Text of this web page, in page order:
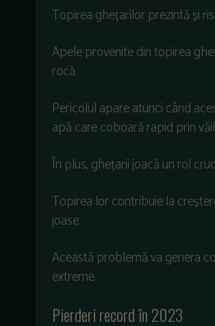
Topirea ghețarilor prezintă și
Apele provenite din topirea
rocă.
Pericolul apare atunci când
apă care coboară rapid prin
În plus, ghețarii joacă un rol
Topirea lor contribuie la
joase.
Această problemă va genera
extreme.
Pierderi record în 2023